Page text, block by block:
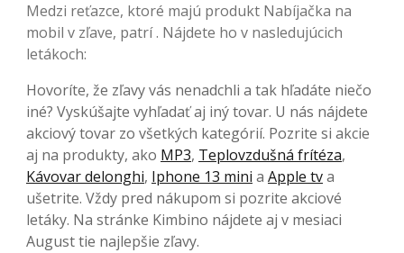
Medzi reťazce, ktoré majú produkt Nabíjačka na
mobil v zľave, patrí . Nájdete ho v nasledujúcich
letákoch:
Hovoríte, že zľavy vás nenadchli a tak hľadáte niečo
iné? Vyskúšajte vyhľadať aj iný tovar. U nás nájdete
akciový tovar zo všetkých kategórií. Pozrite si akcie
aj na produkty, ako MP3, Teplovzdušná frítéza,
Kávovar delonghi, Iphone 13 mini a Apple tva
ušetrite. Vždy pred nákupom si pozrite akciové
letáky. Na stránke Kimbino nájdete aj v mesiaci
August tie najlepšie zľavy.